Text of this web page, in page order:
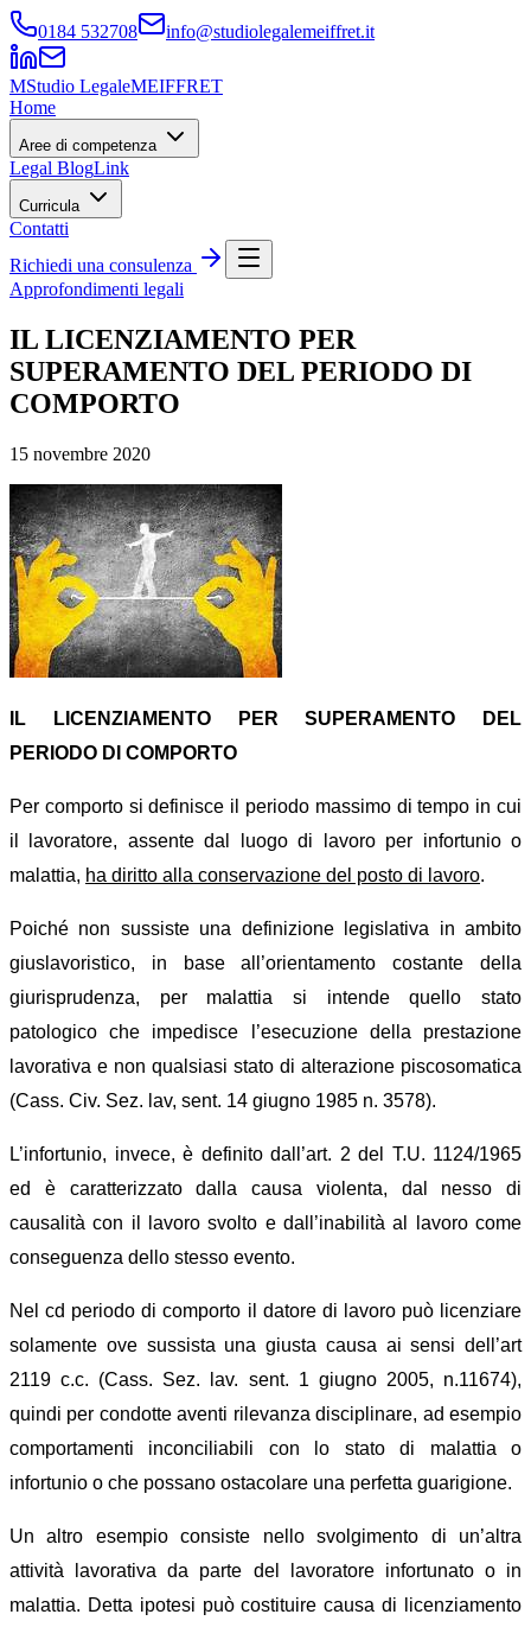
0184 532708 info@studiolegalemeiffret.it
MStudio LegaleMEIFFRET
Home
Aree di competenza
Legal BlogLink
Curricula
Contatti
Richiedi una consulenza
Approfondimenti legali
IL LICENZIAMENTO PER
SUPERAMENTO DEL PERIODO DI
COMPORTO
15 novembre 2020
IL LICENZIAMENTO PER SUPERAMENTO DEL
PERIODO DI COMPORTO
Per comporto si definisce il periodo massimo di tempo in cui
il lavoratore, assente dal luogo di lavoro per infortunio o
malattia, ha diritto alla conservazione del posto di lavoro.
Poiché non sussiste una definizione legislativa in ambito
giuslavoristico, in base all’orientamento costante della
giurisprudenza, per malattia si intende quello stato
patologico che impedisce l’esecuzione della prestazione
lavorativa e non qualsiasi stato di alterazione piscosomatica
(Cass. Civ. Sez. lav, sent. 14 giugno 1985 n. 3578).
L’infortunio, invece, è definito dall’art. 2 del T.U. 1124/1965
ed è caratterizzato dalla causa violenta, dal nesso di
causalità con il lavoro svolto e dall’inabilità al lavoro come
conseguenza dello stesso evento.
Nel cd periodo di comporto il datore di lavoro può licenziare
solamente ove sussista una giusta causa ai sensi dell’art
2119 c.c. (Cass. Sez. lav. sent. 1 giugno 2005, n.11674),
quindi per condotte aventi rilevanza disciplinare, ad esempio
comportamenti inconciliabili con lo stato di malattia o
infortunio o che possano ostacolare una perfetta guarigione.
Un altro esempio consiste nello svolgimento di un’altra
attività lavorativa da parte del lavoratore infortunato o in
malattia. Detta ipotesi può costituire causa di licenziamento